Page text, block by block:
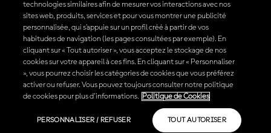
Télécharger l'appli officielle du MotoGP™
© 2026 MotoGP Sports Entertainment Group. Tous droits réservés.
Toutes les marques déposées sont la propriété de leurs détenteurs
respectifs.
technologies similaires afin de mesurer vos interactions avec nos
sites web, produits, services et pour vous montrer une publicité
personnalisée, qui s’appuie sur un profil créé à partir de vos
habitudes de navigation (les pages consultées par exemple). En
cliquant sur « Tout autoriser », vous acceptez le stockage de nos
cookies sur votre appareil à ces fins. En cliquant sur « Personnaliser
», vous pourrez choisir les catégories de cookies que vous préférez
activer ou refuser. Vous pouvez toujours consulter notre politique
de cookies pour plus d'informations.
Politique de Cookies
PERSONNALISER / REFUSER TOUT AUTORISER